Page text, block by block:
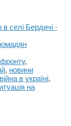
в селі Бердичі -
,
, новини
війна в україні,
на